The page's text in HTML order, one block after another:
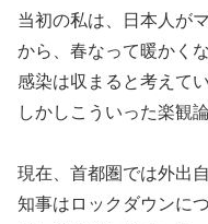
当初の私は、日本人が
から、春なって暖かく
感染は収まると考えてい
しかしこういった楽観
現在、首都圏では外出
知事はロックダウンに